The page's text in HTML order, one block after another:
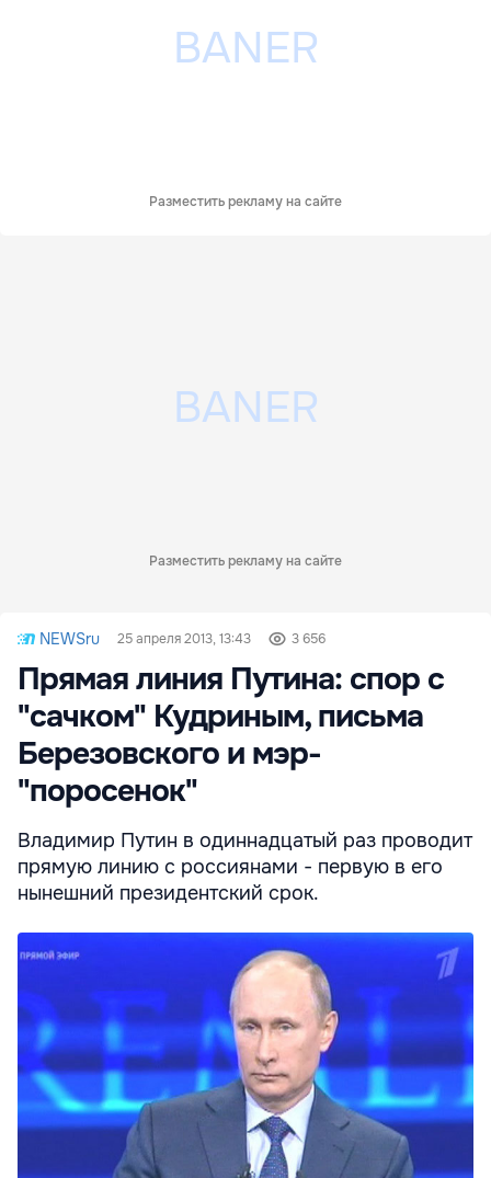
Разместить рекламу на сайте
Разместить рекламу на сайте
NEWSru 25 апреля 2013, 13:43 3 656
Прямая линия Путина: спор с
"сачком" Кудриным, письма
Березовского и мэр-
"поросенок"
Владимир Путин в одиннадцатый раз проводит
прямую линию с россиянами - первую в его
нынешний президентский срок.